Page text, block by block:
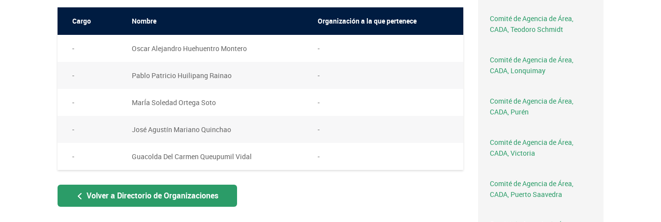
Indicadores de Gestión
Trabaje en INDAP
Ver todos los Programas
Concursos de Fomento
FOTOGRAFÍA BIBLIOTECA
Cargo Nombre Organización a la que pertenece
- Oscar Alejandro Huehuentro Montero -
- Pablo Patricio Huilipang Rainao -
- MarÍa Soledad Ortega Soto -
- José Agustín Mariano Quinchao -
- Guacolda Del Carmen Queupumil Vidal -
Volver a Directorio de Organizaciones
Comité de Agencia de Área,
CADA, Teodoro Schmidt
Comité de Agencia de Área,
CADA, Lonquimay
Comité de Agencia de Área,
CADA, Purén
Comité de Agencia de Área,
CADA, Victoria
Comité de Agencia de Área,
CADA, Puerto Saavedra